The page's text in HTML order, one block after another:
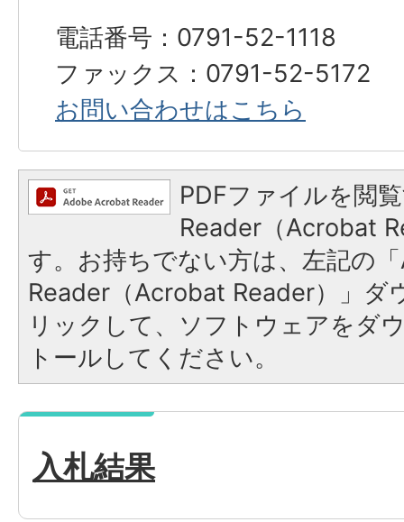
電話番号：0791-52-1118
ファックス：0791-52-5172
お問い合わせはこちら
PDFファイルを閲
Reader（Acrobat
す。お持ちでない方は、左記の
Reader（Acrobat Reader）」ダ
リックして、ソフトウェアをダ
トールしてください。
入札結果